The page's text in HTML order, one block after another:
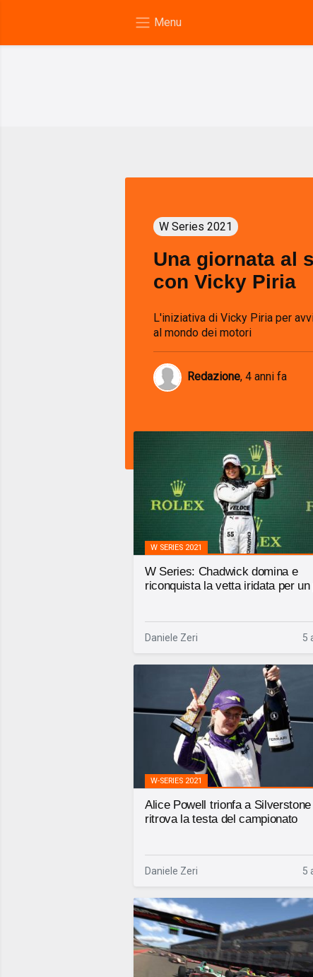
W Series 2021
Una giornata al
con Vicky Piria
L'iniziativa di Vicky Piria per
al mondo dei motori
Redazione, 4 anni fa
W SERIES 2021
W Series: Chadwick domina e
riconquista la vetta iridata per un
Daniele Zeri 5
W-SERIES 2021
Alice Powell trionfa a
ritrova la testa del campionato
Daniele Zeri 5